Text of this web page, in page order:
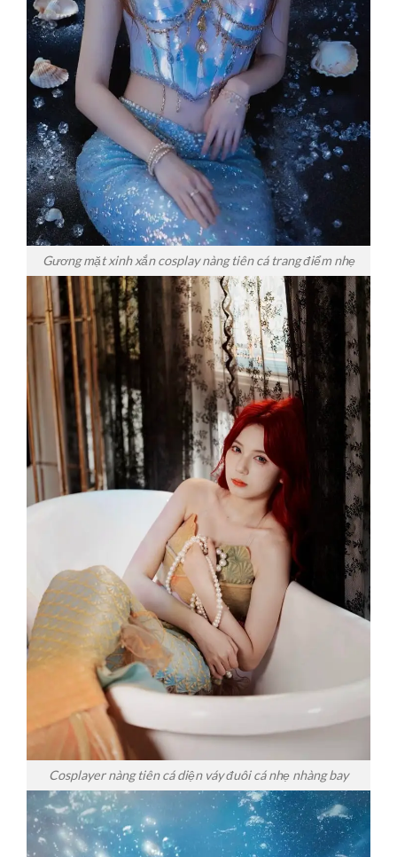
Gương mặt xinh xắn cosplay nàng tiên cá trang điểm nhẹ
Cosplayer nàng tiên cá diện váy đuôi cá nhẹ nhàng bay